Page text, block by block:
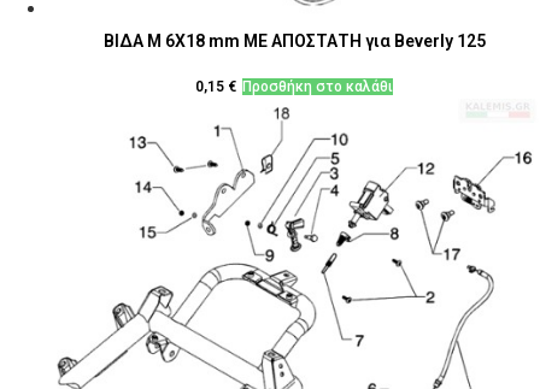
ΒΙΔΑ M 6X18 mm ΜΕ ΑΠΟΣΤΑΤΗ για Beverly 125
0,15 € Προσθήκη στο καλάθι